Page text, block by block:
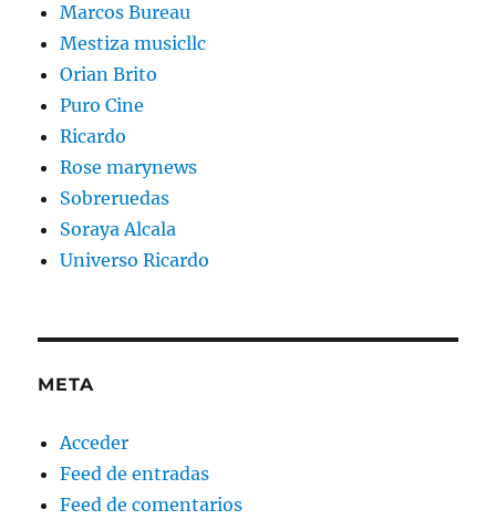
Marcos Bureau
Mestiza musicllc
Orian Brito
Puro Cine
Ricardo
Rose marynews
Sobreruedas
Soraya Alcala
Universo Ricardo
META
Acceder
Feed de entradas
Feed de comentarios